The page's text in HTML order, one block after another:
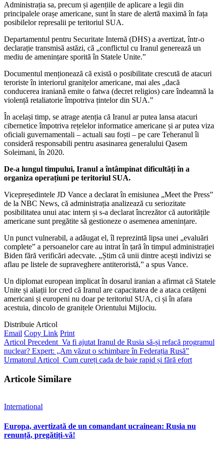
Administrația sa, precum și agențiile de aplicare a legii din
principalele orașe americane, sunt în stare de alertă maximă în fața
posibilelor represalii pe teritoriul SUA.
Departamentul pentru Securitate Internă (DHS) a avertizat, într-o
declarație transmisă astăzi, că „conflictul cu Iranul generează un
mediu de amenințare sporită în Statele Unite.”
Documentul menționează că există o posibilitate crescută de atacuri
teroriste în interiorul granițelor americane, mai ales „dacă
conducerea iraniană emite o fatwa (decret religios) care îndeamnă la
violență retaliatorie împotriva țintelor din SUA.”
În același timp, se atrage atenția că Iranul ar putea lansa atacuri
cibernetice împotriva rețelelor informatice americane și ar putea viza
oficiali guvernamentali – actuali sau foști – pe care Teheranul îi
consideră responsabili pentru asasinarea generalului Qasem
Soleimani, în 2020.
De-a lungul timpului, Iranul a întâmpinat dificultăți în a
organiza operațiuni pe teritoriul SUA.
Vicepreședintele JD Vance a declarat în emisiunea „Meet the Press”
de la NBC News, că administrația analizează cu seriozitate
posibilitatea unui atac intern și s-a declarat încrezător că autoritățile
americane sunt pregătite să gestioneze o asemenea amenințare.
Un punct vulnerabil, a adăugat el, îl reprezintă lipsa unei „evaluări
complete” a persoanelor care au intrat în țară în timpul administrației
Biden fără verificări adecvate. „Știm că unii dintre acești indivizi se
aflau pe listele de supraveghere antiteroristă,” a spus Vance.
Un diplomat european implicat în dosarul iranian a afirmat că Statele
Unite și aliații lor cred că Iranul are capacitatea de a ataca cetățeni
americani și europeni nu doar pe teritoriul SUA, ci și în afara
acestuia, dincolo de granițele Orientului Mijlociu.
Distribuie Articol
Email Copy Link Print
Articol Precedent Va fi ajutat Iranul de Rusia să-și refacă programul
nuclear? Expert: „Am văzut o schimbare în Federația Rusă”
Urmatorul Articol Cum cureți cada de baie rapid și fără efort
Articole Similare
International
Europa, avertizată de un comandant ucrainean: Rusia nu
renunță, pregătiți-vă!